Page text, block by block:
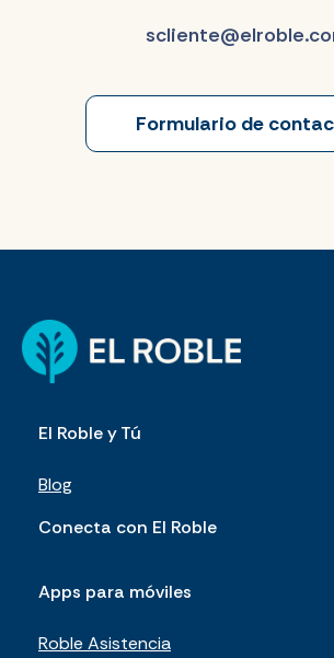
Formulario de
El Roble y Tú
Blog
Conecta con El Roble
Apps para móviles
Roble Asistencia